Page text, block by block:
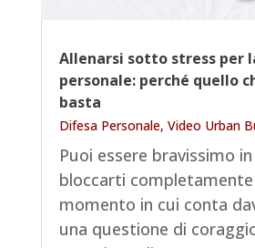
Allenarsi sotto stress per
personale: perché quello
basta
Difesa Personale, Video Urban
Puoi essere bravissimo
bloccarti completamente
momento in cui conta
una questione di